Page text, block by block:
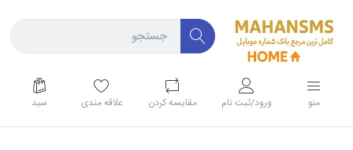
منو ورود/ثبت نام مقايسه كردن علاقه مندی سبد